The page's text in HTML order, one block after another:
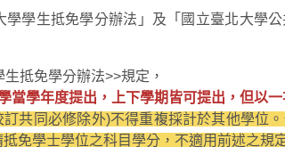
學學生抵免學分辦法」及「國立臺北大學
抵免學分辦法>>規定，
當學年度提出，上下學期皆可提出，但以
共同必修除外)不得重複採計於其他學位
免學士學位之科目學分，不適用前述之規